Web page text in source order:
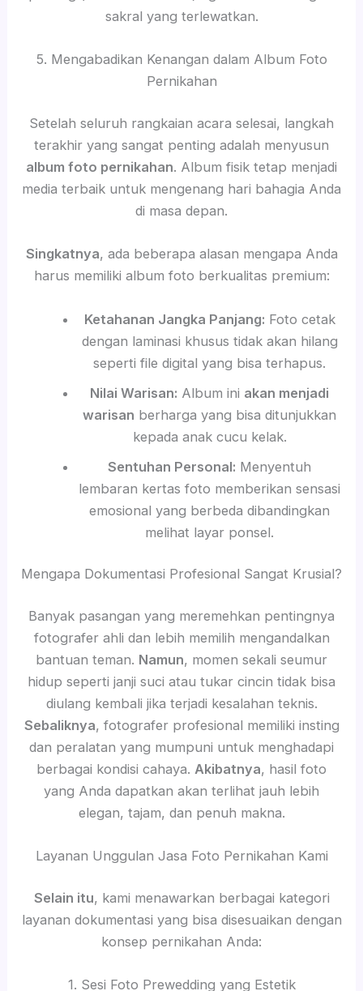
sakral yang terlewatkan.
5. Mengabadikan Kenangan dalam Album Foto
Pernikahan
Setelah seluruh rangkaian acara selesai, langkah
terakhir yang sangat penting adalah menyusun
album foto pernikahan. Album fisik tetap menjadi
media terbaik untuk mengenang hari bahagia Anda
di masa depan.
Singkatnya, ada beberapa alasan mengapa Anda
harus memiliki album foto berkualitas premium:
Ketahanan Jangka Panjang: Foto cetak
dengan laminasi khusus tidak akan hilang
seperti file digital yang bisa terhapus.
Nilai Warisan: Album ini akan menjadi
warisan berharga yang bisa ditunjukkan
kepada anak cucu kelak.
Sentuhan Personal: Menyentuh
lembaran kertas foto memberikan sensasi
emosional yang berbeda dibandingkan
melihat layar ponsel.
Mengapa Dokumentasi Profesional Sangat Krusial?
Banyak pasangan yang meremehkan pentingnya
fotografer ahli dan lebih memilih mengandalkan
bantuan teman. Namun, momen sekali seumur
hidup seperti janji suci atau tukar cincin tidak bisa
diulang kembali jika terjadi kesalahan teknis.
Sebaliknya, fotografer profesional memiliki insting
dan peralatan yang mumpuni untuk menghadapi
berbagai kondisi cahaya. Akibatnya, hasil foto
yang Anda dapatkan akan terlihat jauh lebih
elegan, tajam, dan penuh makna.
Layanan Unggulan Jasa Foto Pernikahan Kami
Selain itu, kami menawarkan berbagai kategori
layanan dokumentasi yang bisa disesuaikan dengan
konsep pernikahan Anda:
1. Sesi Foto Prewedding yang Estetik